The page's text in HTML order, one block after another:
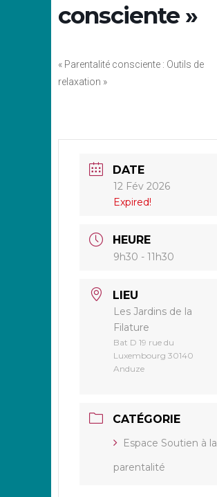
consciente »
« Parentalité consciente : Outils de
relaxation »
DATE
12 Fév 2026
Expired!
HEURE
9h30 - 11h30
LIEU
Les Jardins de la
Filature
Bat D 19 rue du
Luxembourg 30140
Anduze
CATÉGORIE
Espace Soutien à la
parentalité